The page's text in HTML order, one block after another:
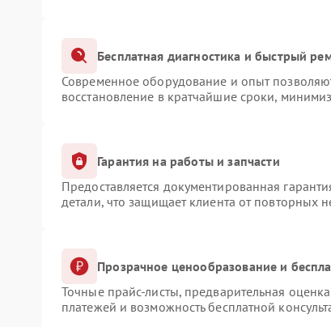
Бесплатная диагностика и быстрый
Современное оборудование и опыт
восстановление в кратчайшие сроки,
Гарантия на работы и запчасти
Предоставляется документированная
детали, что защищает клиента от повторных
Прозрачное ценообразование и
Точные прайс-листы, предварительная
платежей и возможность бесплатной